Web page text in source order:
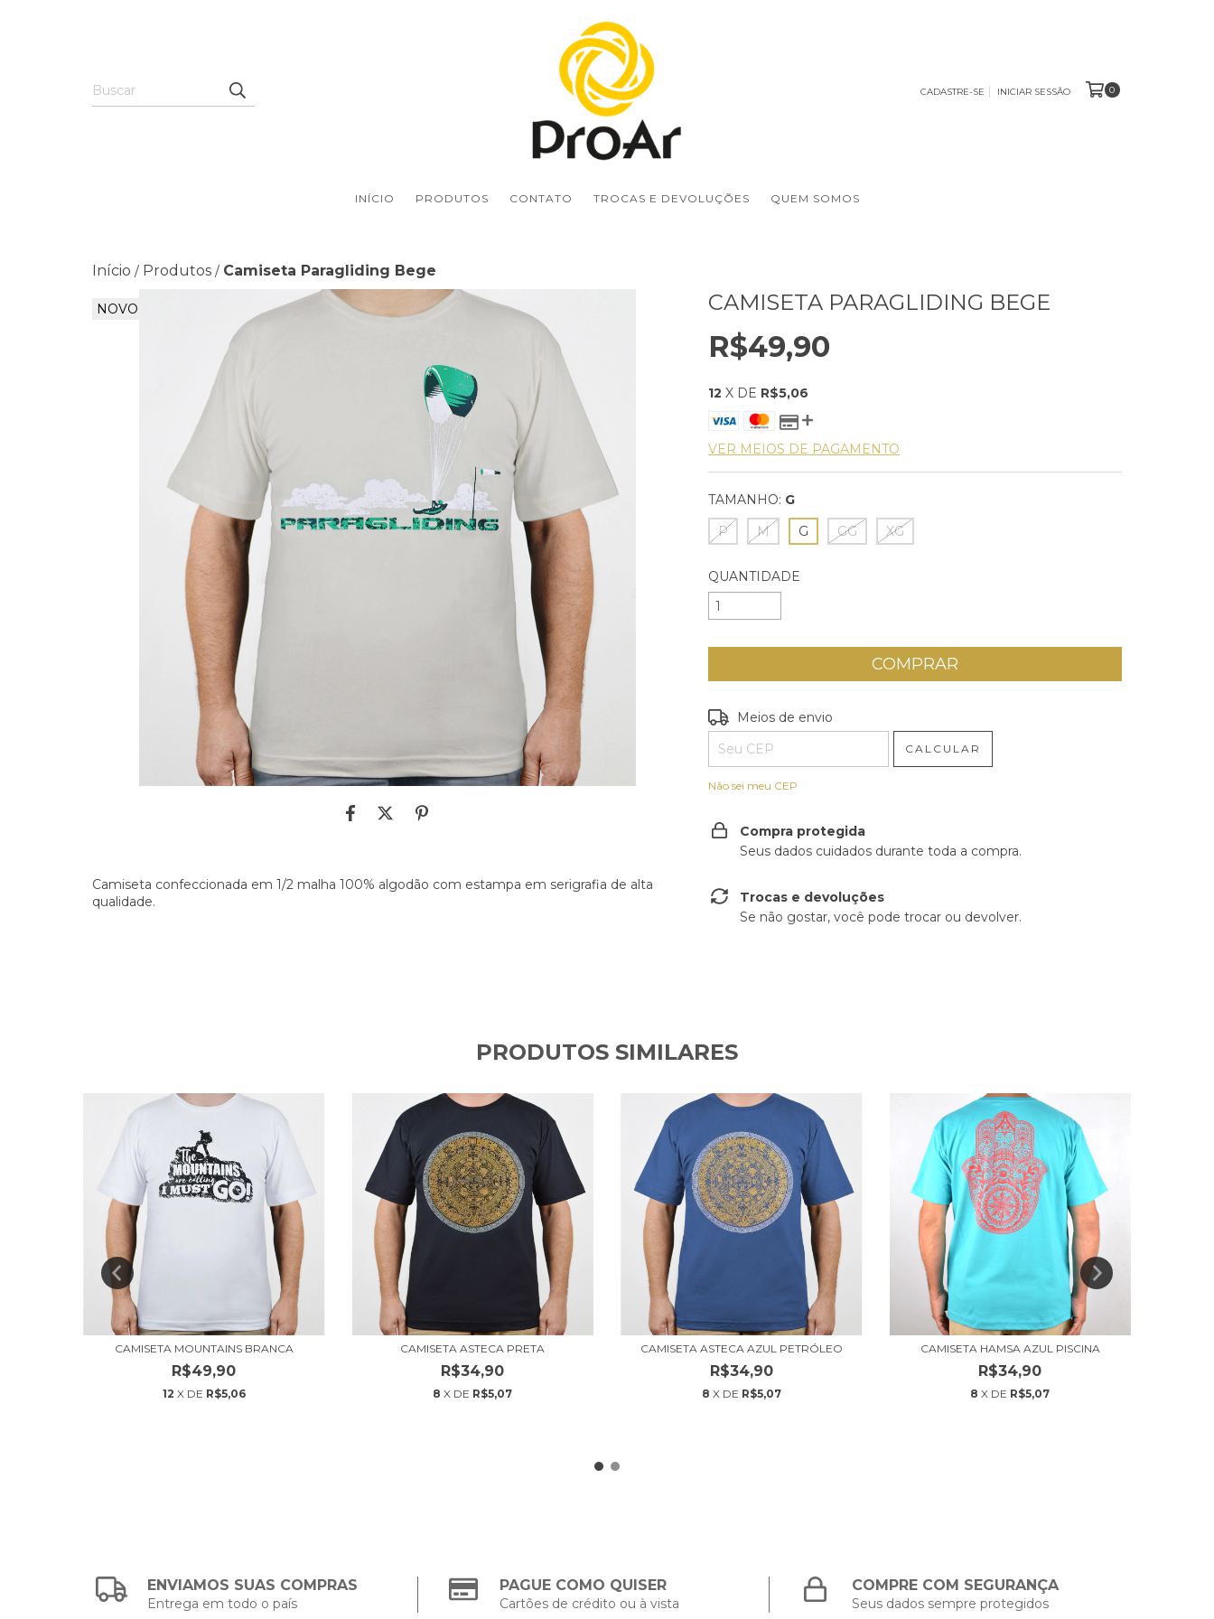
CADASTRE-SE INICIAR SESSÃO 0
INÍCIO PRODUTOS CONTATO TROCAS E DEVOLUÇÕES QUEM SOMOS
Início / Produtos / Camiseta Paragliding Bege
NOVO
Camiseta confeccionada em 1/2 malha 100% algodão com estampa em serigrafia de alta
qualidade.
CAMISETA PARAGLIDING BEGE
R$49,90
12 X DE R$5,06
VER MEIOS DE PAGAMENTO
TAMANHO: G
P
M G GG XG
QUANTIDADE
Entregas para o CEP:
Meios de envio
CALCULAR
Não sei meu CEP
Compra protegida
Seus dados cuidados durante toda a compra.
Trocas e devoluções
Se não gostar, você pode trocar ou devolver.
PRODUTOS SIMILARES
CAMISETA MOUNTAINS BRANCA
R$49,90
12 X DE R$5,06
CAMISETA ASTECA PRETA
R$34,90
8 X DE R$5,07
CAMISETA ASTECA AZUL PETRÓLEO
R$34,90
8 X DE R$5,07
CAMISETA HAMSA AZUL PISCINA
R$34,90
8 X DE R$5,07
ENVIAMOS SUAS COMPRAS
Entrega em todo o país
PAGUE COMO QUISER
Cartões de crédito ou à vista
COMPRE COM SEGURANÇA
Seus dados sempre protegidos